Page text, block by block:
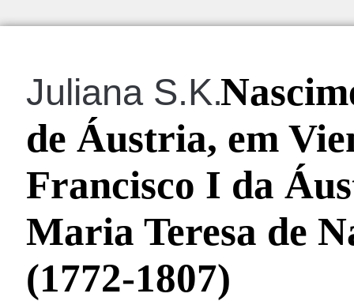
Juliana S.K.
de Áustria, em
Francisco I da
Maria Teresa de
(1772-1807)